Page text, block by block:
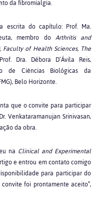
da fibromialgia.
escrita do capítulo: Prof. Ma.
membro do Arthritis and
Faculty of Health Sciences, The
Dra. Débora D’Ávila Reis,
de Ciências Biológicas da
Belo Horizonte.
que o convite para participar
Venkataramanujan Srinivasan,
da obra.
na Clinical and Experimental
e entrou em contato comigo
para participar do
foi prontamente aceito”,